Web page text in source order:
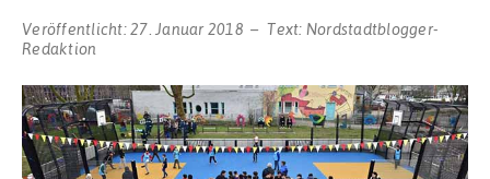
Veröffentlicht:27. Januar 2018 Text: Nordstadtblogger-
Redaktion